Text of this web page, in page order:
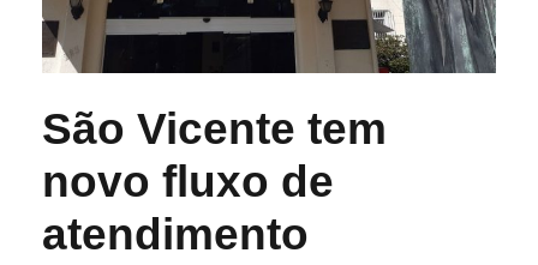
São Vicente tem
novo fluxo de
atendimento